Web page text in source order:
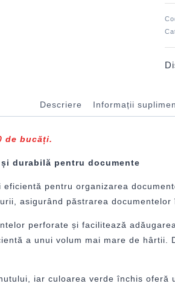
Descriere Informații
de bucăți.
durabilă pentru documente
pentru organizarea
asigurând păstrarea documentelor
perforate și facilitează
a unui volum mai mare de
iar culoarea verde închis oferă